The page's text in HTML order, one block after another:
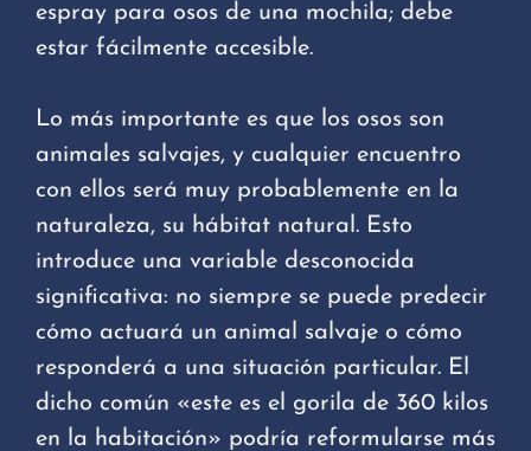
espray para osos de una mochila; debe
estar fácilmente accesible.
Lo más importante es que los osos son
animales salvajes, y cualquier encuentro
con ellos será muy probablemente en la
naturaleza, su hábitat natural. Esto
introduce una variable desconocida
significativa: no siempre se puede predecir
cómo actuará un animal salvaje o cómo
responderá a una situación particular. El
dicho común «este es el gorila de 360 kilos
en la habitación» podría reformularse más